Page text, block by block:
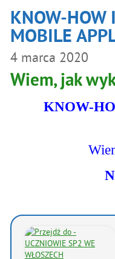
KNOW-HOW
MOBILE
Artykuły
4 marca 2020
Wiem, jak
KNOW-